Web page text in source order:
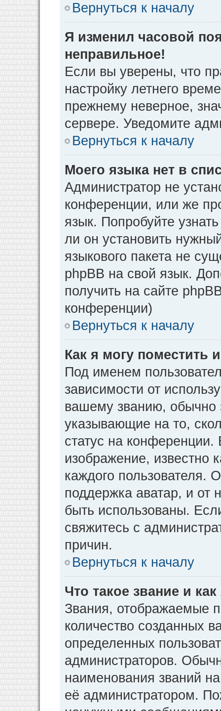
Вернуться к началу
Я изменил часовой
неправильное!
Если вы уверены, что
настройку летнего
прежнему неверное,
сервере. Уведомите
Вернуться к началу
Моего языка нет в
Администратор не
конференции, или же
язык. Попробуйте
ли он установить
языкового пакета не
phpBB на свой язык.
получить на сайте
конференции)
Вернуться к началу
Как я могу поместить
Под именем
зависимости от
вашему званию, обычно
указывающие на то,
статус на
изображение, известно
каждого пользователя.
поддержка аватар, и от
быть использованы.
свяжитесь с
причин.
Вернуться к началу
Что такое звание и
Звания, отображаемые
количество созданных
определенных
администраторов.
наименования званий
её администратором.